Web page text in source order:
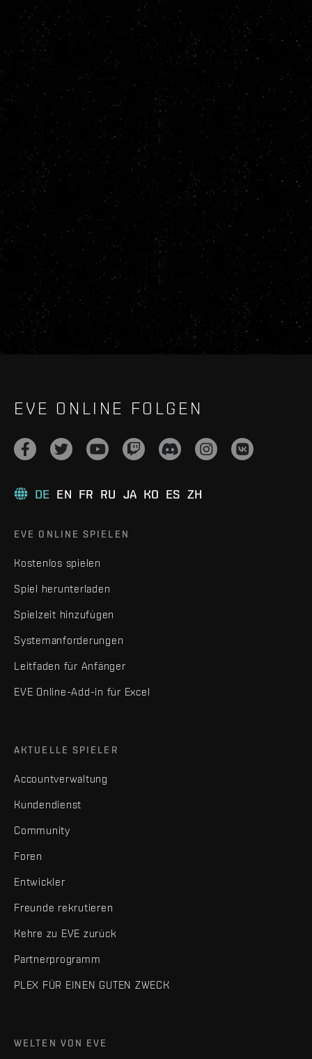
EVE ONLINE FOLGEN
DE EN FR RU JA KO ES ZH
EVE ONLINE SPIELEN
Kostenlos spielen
Spiel herunterladen
Spielzeit hinzufügen
Systemanforderungen
Leitfaden für Anfänger
EVE Online-Add-in für Excel
AKTUELLE SPIELER
Accountverwaltung
Kundendienst
Community
Foren
Entwickler
Freunde rekrutieren
Kehre zu EVE zurück
Partnerprogramm
PLEX FÜR EINEN GUTEN ZWECK
WELTEN VON EVE